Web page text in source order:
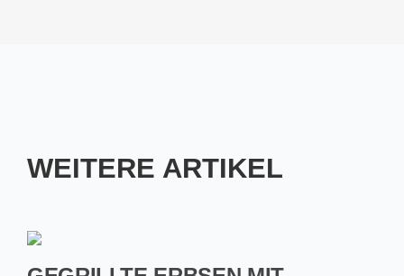
WEITERE ARTIKEL